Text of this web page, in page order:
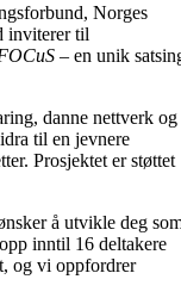
Norges
inviterer til
– en unik
danne nettverk og
til en jevnere
Prosjektet er støttet
å utvikle deg
inntil 16 deltakere
og vi oppfordrer